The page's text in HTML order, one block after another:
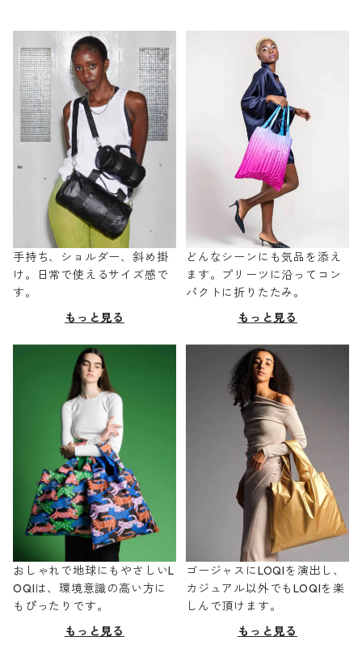
手持ち、ショルダー、斜め掛
け。日常で使えるサイズ感で
す。
もっと見る
どんなシーンにも気品を添え
ます。プリーツに沿ってコン
パクトに折りたたみ。
もっと見る
おしゃれで地球にもやさしいL
OQIは、環境意識の高い方に
もぴったりです。
もっと見る
ゴージャスにLOQIを演出し、
カジュアル以外でもLOQIを楽
しんで頂けます。
もっと見る